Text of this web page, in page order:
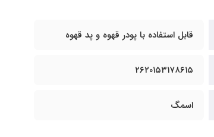
قابل استفاده با پودر قهوه و پد قهوه
۲۶۲۰۱۵۳۱۷۸۶۱۵
اسمگ